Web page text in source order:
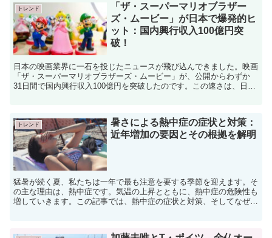
トレンド
「ザ・スーパーマリオブラザー
ズ・ムービー」が日本で爆発的ヒ
ット：国内興行収入100億円突
破！
日本の映画業界に一石を投じたニュースが飛び込んできました。映画
「ザ・スーパーマリオブラザーズ・ムービー」が、公開からわずか
31日間で国内興行収入100億円を突破したのです。この速さは、日本
トレンド
暑さによる熱中症の症状と対策：
近年増加の要因とその根拠を解明
猛暑が続く夏、私たちは一年で最も注意を要する季節を迎えます。そ
の主な理由は、熱中症です。気温の上昇とともに、熱中症の危険性も
増していきます。この記事では、熱中症の症状と対策、そしてなぜ近